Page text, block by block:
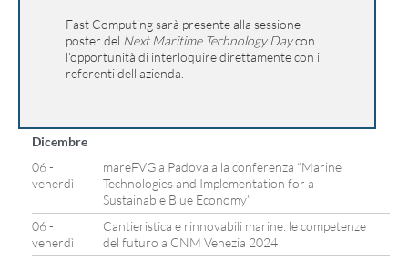
Fast Computing sarà presente alla sessione
poster del Next Maritime Technology Daycon
l’opportunità di interloquire direttamente con i
referenti dell’azienda.
Dicembre
06 -
venerdì
mareFVG a Padova alla conferenza “Marine
Technologies and Implementation for a
Sustainable Blue Economy”
06 -
venerdì
Cantieristica e rinnovabili marine: le competenze
del futuro a CNM Venezia 2024